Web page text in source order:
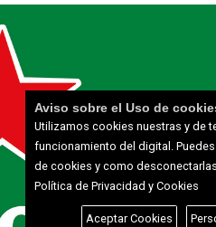
Aviso sobre el Uso de
Utilizamos cookies nuestras y de
funcionamiento del digital.
de cookies y como
Política de Privacidad y Cookies
Aceptar Cookies